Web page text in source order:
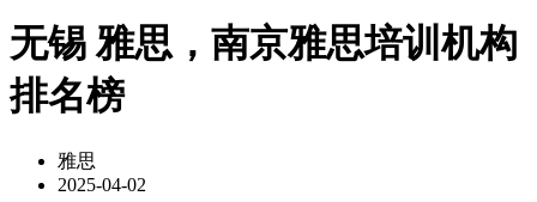
无锡 雅思，南京雅思培训机构
排名榜
雅思
2025-04-02